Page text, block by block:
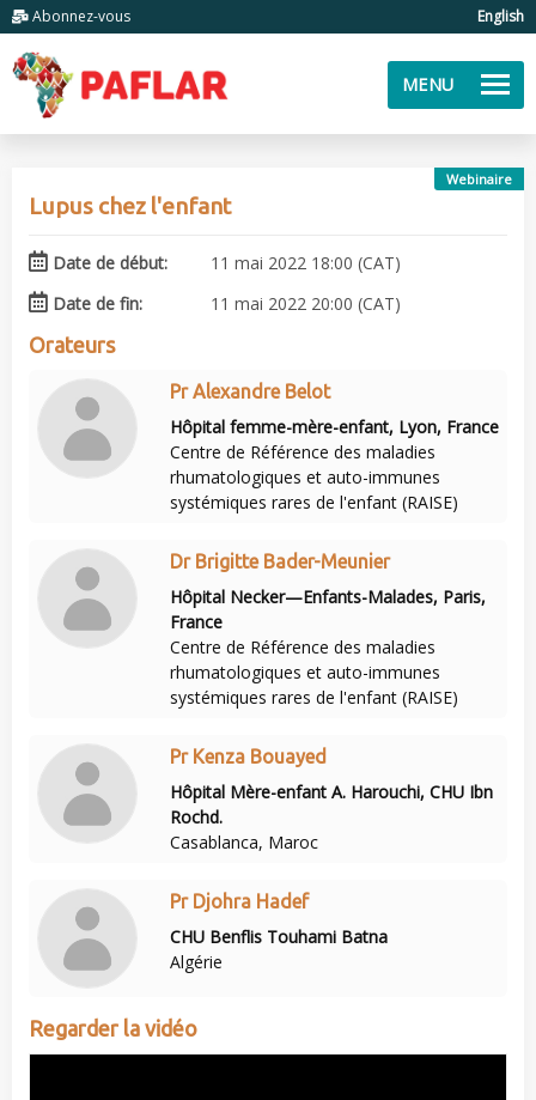
Abonnez-vous English
MENU
Webinaire
Lupus chez l'enfant
Date de début:
11 mai 2022 18:00 (CAT)
Date de fin:
11 mai 2022 20:00 (CAT)
Orateurs
Pr Alexandre Belot
Hôpital femme-mère-enfant, Lyon, France
Centre de Référence des maladies
rhumatologiques et auto-immunes
systémiques rares de l'enfant (RAISE)
Dr Brigitte Bader-Meunier
Hôpital Necker—Enfants-Malades, Paris,
France
Centre de Référence des maladies
rhumatologiques et auto-immunes
systémiques rares de l'enfant (RAISE)
Pr Kenza Bouayed
Hôpital Mère-enfant A. Harouchi, CHU Ibn
Rochd.
Casablanca, Maroc
Pr Djohra Hadef
CHU Benflis Touhami Batna
Algérie
Regarder la vidéo